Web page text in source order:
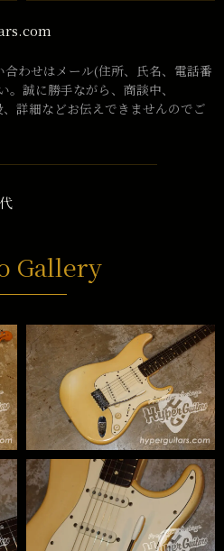
わせはメール(住所、氏名、電話番
誠に勝手ながら、商談中、
詳細などお伝えできませんのでご
Gallery